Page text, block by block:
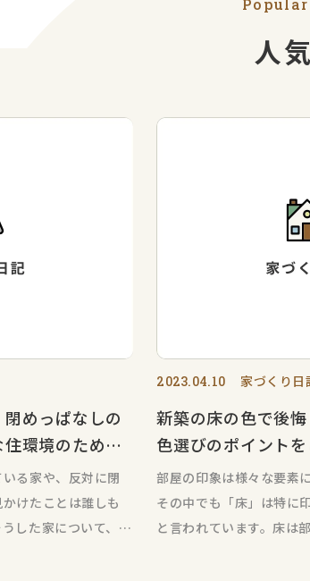
人
めっぱなしの
環境のため
る家や、反対に閉
けたことは誰しも
した家について、た
2023.04.10 家づくり日
新築の床の色で後
色選びのポイントを
部屋の印象は様々な要素
その中でも「床」は特に
と言われています。床は